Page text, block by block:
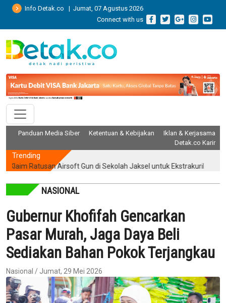
Info Detak.co | Jumat, 07 Agustus 2026
Connect with us
Panduan Media Siber Ketentuan & Kebijakan
Iklan & Kerjasama
Detak.co Karir
Trending
Ratusan Airsoft Gun di Sekolah Jaksel untuk Ekstrakurikuler
NASIONAL
Gubernur Khofifah Gencarkan
Pasar Murah, Jaga Daya Beli
Sediakan Bahan Pokok Terjangkau
Nasional / Jumat, 29 Mei 2026